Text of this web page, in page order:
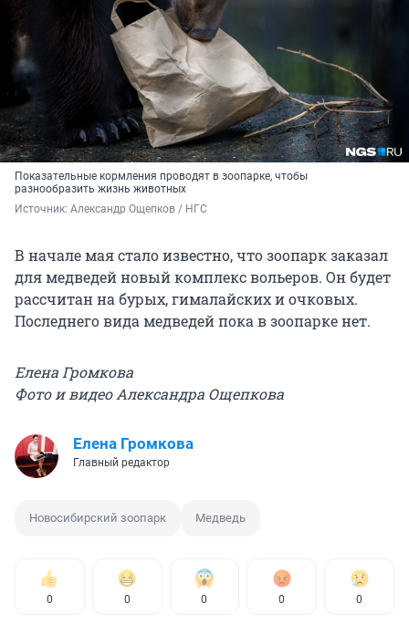
Показательные кормления проводят в зоопарке, чтобы
разнообразить жизнь животных
Источник: Александр Ощепков / НГС
В начале мая стало известно, что зоопарк заказал
для медведей новый комплекс вольеров. Он будет
рассчитан на бурых, гималайских и очковых.
Последнего вида медведей пока в зоопарке нет.
Елена Громкова
Фото и видео Александра Ощепкова
Елена Громкова
Главный редактор
Новосибирский зоопарк Медведь
0 0 0 0 0